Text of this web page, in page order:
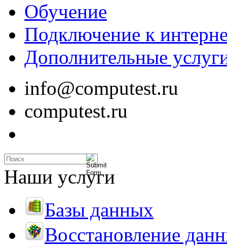
Обучение
Подключение к
Дополнительные
info@computest.ru
computest.ru
Наши услуги
Базы данных
Восстановление